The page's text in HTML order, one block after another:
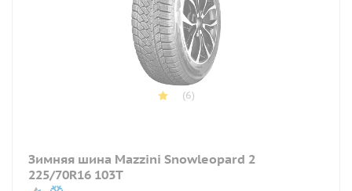
(6)
Зимняя шина Mazzini Snowleopard 2
225/70R16 103T